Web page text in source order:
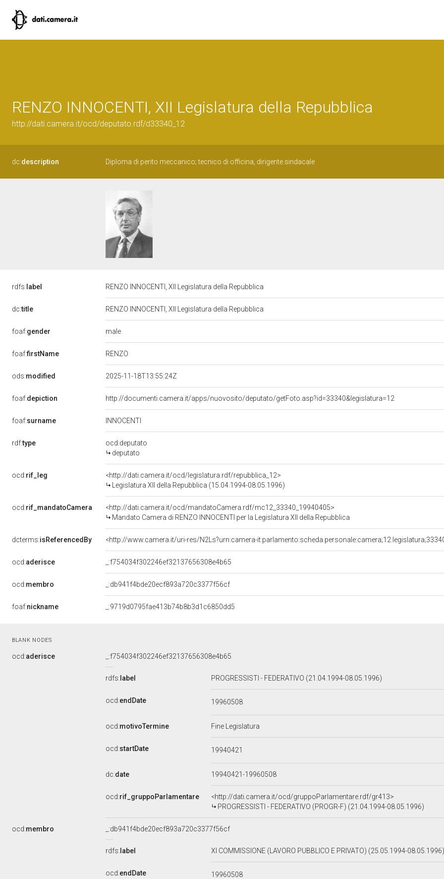
RENZO INNOCENTI, XII Legislatura della Repubblica
http://dati.camera.it/ocd/deputato.rdf/d33340_12
dc:description Diploma di perito meccanico; tecnico di officina, dirigente sindacale
rdfs: label RENZO INNOCENTI, XII Legislatura della Repubblica
dc:title RENZO INNOCENTI, XII Legislatura della Repubblica
foaf:gender male
foaf:firstName RENZO
ods:modified 2025-11-18T13:55:24Z
foaf:depiction http://documenti.camera.it/apps/nuovosito/deputato/getFoto.asp?id=33340&legislatura=12
foaf:surname INNOCENTI
rdf:type
ocd:deputato
deputato
ocd:rif_leg
<http://dati.camera.it/ocd/legislatura.rdf/repubblica_12>
Legislatura XII della Repubblica (15.04.1994-08.05.1996)
ocd:rif_mandatoCamera
<http://dati.camera.it/ocd/mandatoCamera.rdf/mc12_33340_19940405>
Mandato Camera di RENZO INNOCENTI per la Legislatura XII della Repubblica
dcterms:isReferencedBy <http://www.camera.it/uri-res/N2Ls?urn:camera-
ocd:aderisce _:f754034f302246ef32137656308e4b65
ocd:membro _:db941f4bde20ecf893a720c3377f56cf
foaf:nickname _:9719d0795fae413b74b8b3d1c6850dd5
BLANK NODES
ocd:aderisce _:f754034f302246ef32137656308e4b65
rdfs: label PROGRESSISTI - FEDERATIVO (21.04.1994-08.05.1996)
ocd:endDate 19960508
ocd:motivoTermine Fine Legislatura
ocd:startDate 19940421
dc:date 19940421-19960508
ocd:rif_gruppoParlamentare
<http://dati.camera.it/ocd/gruppoParlamentare.rdf/gr413>
PROGRESSISTI - FEDERATIVO (PROGR-F) (21.04.1994-08.05.1996)
ocd:membro _:db941f4bde20ecf893a720c3377f56cf
rdfs: label XI COMMISSIONE (LAVORO PUBBLICO E PRIVATO) (25.05.1994-
ocd:endDate 19960508